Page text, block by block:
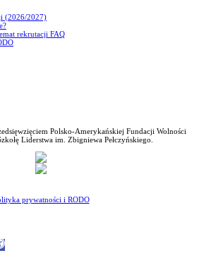
(2026/2027)
rekrutacji FAQ
Polsko-Amerykańskiej Fundacji Wolności
Liderstwa im. Zbigniewa Pełczyńskiego.
prywatności i RODO